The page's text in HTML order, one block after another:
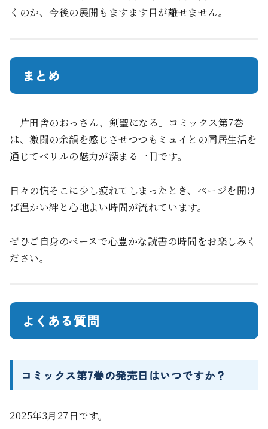
くのか、今後の展開もますます目が離せません。
まとめ
「片田舎のおっさん、剣聖になる」コミックス第7巻
は、激闘の余韻を感じさせつつもミュイとの同居生活を
通じてベリルの魅力が深まる一冊です。
日々の慌そこに少し疲れてしまったとき、ページを開け
ば温かい絆と心地よい時間が流れています。
ぜひご自身のペースで心豊かな読書の時間をお楽しみく
ださい。
よくある質問
コミックス第7巻の発売日はいつですか？
2025年3月27日です。